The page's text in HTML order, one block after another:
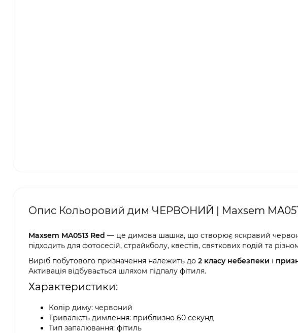
Опис Кольоровий дим ЧЕРВОНИЙ | Maxsem
Maxsem MA0513 Red — це димова шашка, що створює яскравий
підходить для фотосесій, страйкболу, квестів, святкових подій та
Виріб побутового призначення належить до 2 класу небезпеки і
Активація відбувається шляхом підпалу фітиля.
Характеристики:
Колір диму: червоний
Тривалість димлення: приблизно 60 секунд
Тип запалювання: фітиль